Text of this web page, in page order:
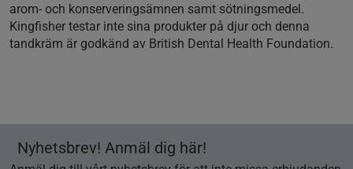
arom- och konserveringsämnen samt sötningsmedel.
Kingfisher testar inte sina produkter på djur och denna
tandkräm är godkänd av British Dental Health Foundation.
Nyhetsbrev! Anmäl dig här!